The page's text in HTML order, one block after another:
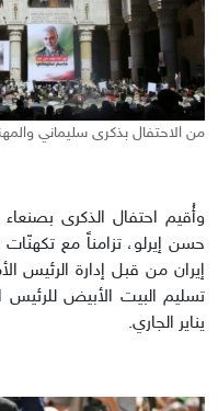
من الاحتفال بذكرى سليماني
وأُقيم احتفال الذكرى بصنعاء
حسن إيرلو، تزامناً مع
إيران من قبل إدارة الرئيس
يناير الجاري.